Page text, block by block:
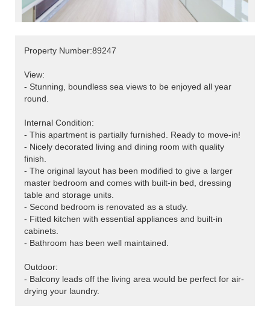
Property Number:89247
View:
- Stunning, boundless sea views to be enjoyed all year
round.
Internal Condition:
- This apartment is partially furnished. Ready to move-in!
- Nicely decorated living and dining room with quality
finish.
- The original layout has been modified to give a larger
master bedroom and comes with built-in bed, dressing
table and storage units.
- Second bedroom is renovated as a study.
- Fitted kitchen with essential appliances and built-in
cabinets.
- Bathroom has been well maintained.
Outdoor:
- Balcony leads off the living area would be perfect for air-
drying your laundry.